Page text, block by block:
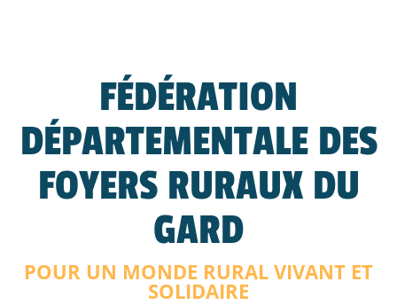
FÉDÉRATION
DÉPARTEMENTALE DES
FOYERS RURAUX DU
GARD
POUR UN MONDE RURAL VIVANT ET
SOLIDAIRE